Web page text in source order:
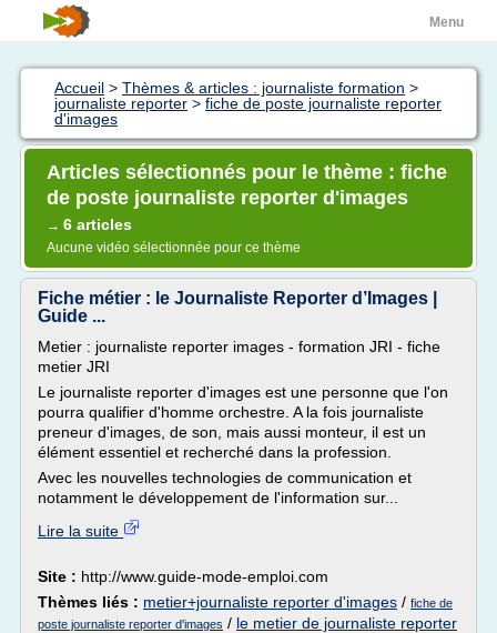
Menu
Accueil > Thèmes & articles : journaliste formation >
journaliste reporter > fiche de poste journaliste reporter
d'images
Articles sélectionnés pour le thème : fiche
de poste journaliste reporter d'images
→ 6 articles
Aucune vidéo sélectionnée pour ce thème
Fiche métier : le Journaliste Reporter d’Images |
Guide ...
Metier : journaliste reporter images - formation JRI - fiche
metier JRI
Le journaliste reporter d'images est une personne que l'on
pourra qualifier d'homme orchestre. A la fois journaliste
preneur d'images, de son, mais aussi monteur, il est un
élément essentiel et recherché dans la profession.
Avec les nouvelles technologies de communication et
notamment le développement de l'information sur...
Lire la suite
Site : http://www.guide-mode-emploi.com
Thèmes liés : metier+journaliste reporter d'images / fiche de
poste journaliste reporter d'images / le metier de journaliste reporter